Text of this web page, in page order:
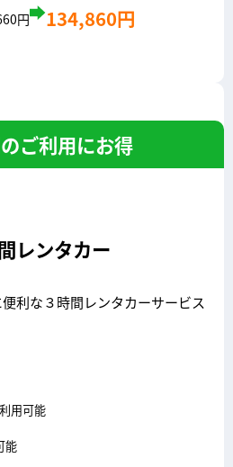
円 134,860円
ご利用にお得
レンタカー
利な３時間レンタカーサービス
用可能
能